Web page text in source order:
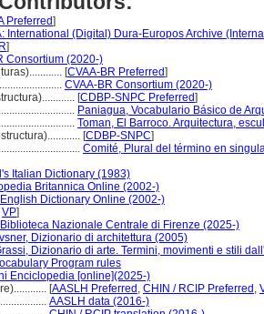
Preferred]
International (Digital) Dura-Europos Archive
]
Consortium (2020-)
[CVAA-BR Preferred]
CVAA-BR Consortium (2020-)
[CDBP-SNPC Preferred]
Paniagua, Vocabulario Básico de
Toman, El Barroco. Arquitectura,
[CDBP-SNPC]
Comité, Plural del término en
Italian Dictionary (1983)
Britannica Online (2002-)
Dictionary Online (2002-)
VP]
Biblioteca Nazionale Centrale di Firenze (2025-)
Dizionario di architettura (2005)
Dizionario di arte. Termini, movimenti e stili
Program rules
Enciclopedia [online](2025-)
[AASLH Preferred , CHIN / RCIP Preferred ,
AASLH data (2016-)